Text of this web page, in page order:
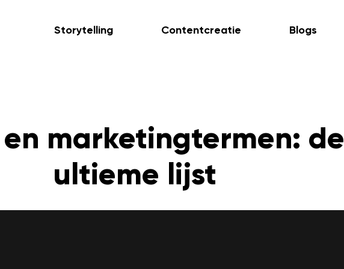
Storytelling Contentcreatie Blogs
en marketingtermen: de
ultieme lijst